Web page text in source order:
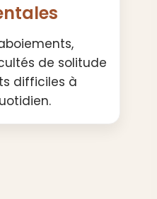
de solitude
difficiles à